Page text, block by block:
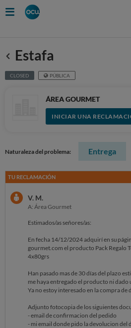
Anterior
Estafa
CLOSED PÚBLICA
ÁREA GOURMET
INICIAR UNA
Naturaleza del problema: Entrega
TU RECLAMACIÓN
V. M.
A: Área Gourmet
Estimados/as señores/as:
En fecha 14/12/2024 adquirí en su
gourmet.com el producto Pack Regalo
4x80grs
Han pasado mas de 30 días del plazo
me haya entregado el producto ni
Ya no estoy interesado en la compra
Adjunto fotocopia de los siguientes
- email de confirmacion del pedido
- mi email donde pido la devolucion del